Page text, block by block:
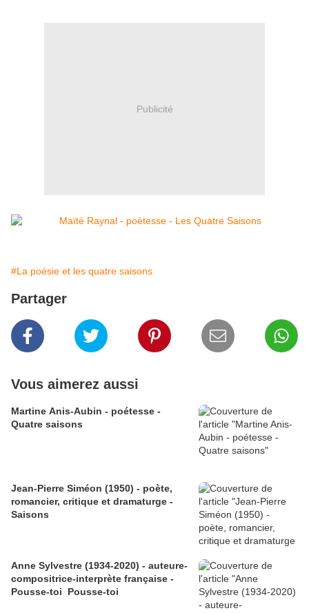
Publicité
#La poésie et les quatre saisons
Partager
Vous aimerez aussi
Martine Anis-Aubin - poétesse -
Quatre saisons
Jean-Pierre Siméon (1950) - poète,
romancier, critique et dramaturge -
Saisons
Anne Sylvestre (1934-2020) - auteure-
compositrice-interprète française -
Pousse-toi Pousse-toi